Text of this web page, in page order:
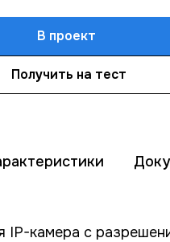
В проект
Получить на тест
IP-камера с